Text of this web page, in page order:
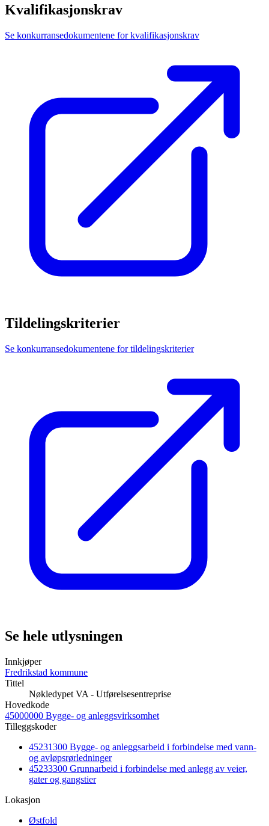
Kvalifikasjonskrav
Se konkurransedokumentene for kvalifikasjonskrav
Tildelingskriterier
Se konkurransedokumentene for tildelingskriterier
Se hele utlysningen
Innkjøper
Fredrikstad kommune
Tittel
Nøkledypet VA - Utførelsesentreprise
Hovedkode
45000000 Bygge- og anleggsvirksomhet
Tilleggskoder
45231300 Bygge- og anleggsarbeid i forbindelse med vann-
og avløpsrørledninger
45233300 Grunnarbeid i forbindelse med anlegg av veier,
gater og gangstier
Lokasjon
Østfold